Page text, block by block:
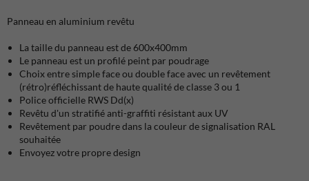
Panneau en aluminium revêtu
La taille du panneau est de 600x400mm
Le panneau est un profilé peint par poudrage
Choix entre simple face ou double face avec un revêtement
(rétro)réfléchissant de haute qualité de classe 3 ou 1
Police officielle RWS Dd(x)
Revêtu d'un stratifié anti-graffiti résistant aux UV
Revêtement par poudre dans la couleur de signalisation RAL
souhaitée
Envoyez votre propre design